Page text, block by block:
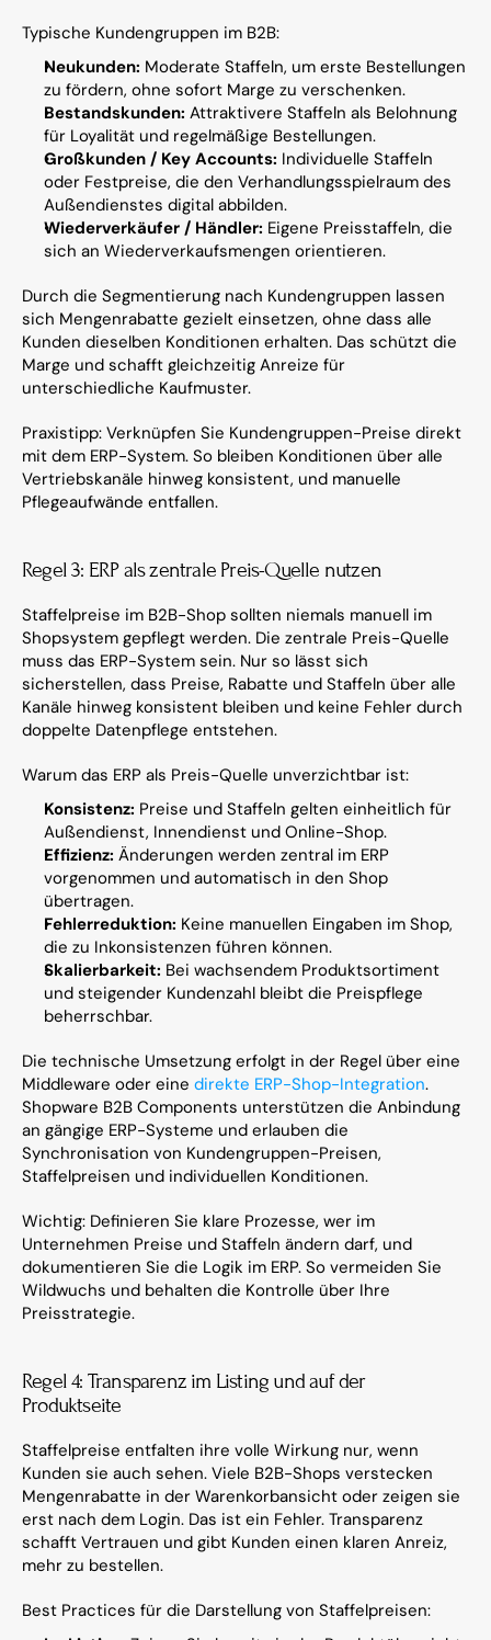
Typische Kundengruppen im B2B:
Neukunden: Moderate Staffeln, um erste Bestellungen
zu fördern, ohne sofort Marge zu verschenken.
Bestandskunden: Attraktivere Staffeln als Belohnung
für Loyalität und regelmäßige Bestellungen.
Großkunden / Key Accounts: Individuelle Staffeln
oder Festpreise, die den Verhandlungsspielraum des
Außendienstes digital abbilden.
Wiederverkäufer / Händler: Eigene Preisstaffeln, die
sich an Wiederverkaufsmengen orientieren.
Durch die Segmentierung nach Kundengruppen lassen
sich Mengenrabatte gezielt einsetzen, ohne dass alle
Kunden dieselben Konditionen erhalten. Das schützt die
Marge und schafft gleichzeitig Anreize für
unterschiedliche Kaufmuster.
Praxistipp: Verknüpfen Sie Kundengruppen-Preise direkt
mit dem ERP-System. So bleiben Konditionen über alle
Vertriebskanäle hinweg konsistent, und manuelle
Pflegeaufwände entfallen.
Regel 3: ERP als zentrale Preis-Quelle nutzen
Staffelpreise im B2B-Shop sollten niemals manuell im
Shopsystem gepflegt werden. Die zentrale Preis-Quelle
muss das ERP-System sein. Nur so lässt sich
sicherstellen, dass Preise, Rabatte und Staffeln über alle
Kanäle hinweg konsistent bleiben und keine Fehler durch
doppelte Datenpflege entstehen.
Warum das ERP als Preis-Quelle unverzichtbar ist:
Konsistenz: Preise und Staffeln gelten einheitlich für
Außendienst, Innendienst und Online-Shop.
Effizienz: Änderungen werden zentral im ERP
vorgenommen und automatisch in den Shop
übertragen.
Fehlerreduktion: Keine manuellen Eingaben im Shop,
die zu Inkonsistenzen führen können.
Skalierbarkeit: Bei wachsendem Produktsortiment
und steigender Kundenzahl bleibt die Preispflege
beherrschbar.
Die technische Umsetzung erfolgt in der Regel über eine
Middleware oder eine direkte ERP-Shop-Integration.
Shopware B2B Components unterstützen die Anbindung
an gängige ERP-Systeme und erlauben die
Synchronisation von Kundengruppen-Preisen,
Staffelpreisen und individuellen Konditionen.
Wichtig: Definieren Sie klare Prozesse, wer im
Unternehmen Preise und Staffeln ändern darf, und
dokumentieren Sie die Logik im ERP. So vermeiden Sie
Wildwuchs und behalten die Kontrolle über Ihre
Preisstrategie.
Regel 4: Transparenz im Listing und auf der
Produktseite
Staffelpreise entfalten ihre volle Wirkung nur, wenn
Kunden sie auch sehen. Viele B2B-Shops verstecken
Mengenrabatte in der Warenkorbansicht oder zeigen sie
erst nach dem Login. Das ist ein Fehler. Transparenz
schafft Vertrauen und gibt Kunden einen klaren Anreiz,
mehr zu bestellen.
Best Practices für die Darstellung von Staffelpreisen: